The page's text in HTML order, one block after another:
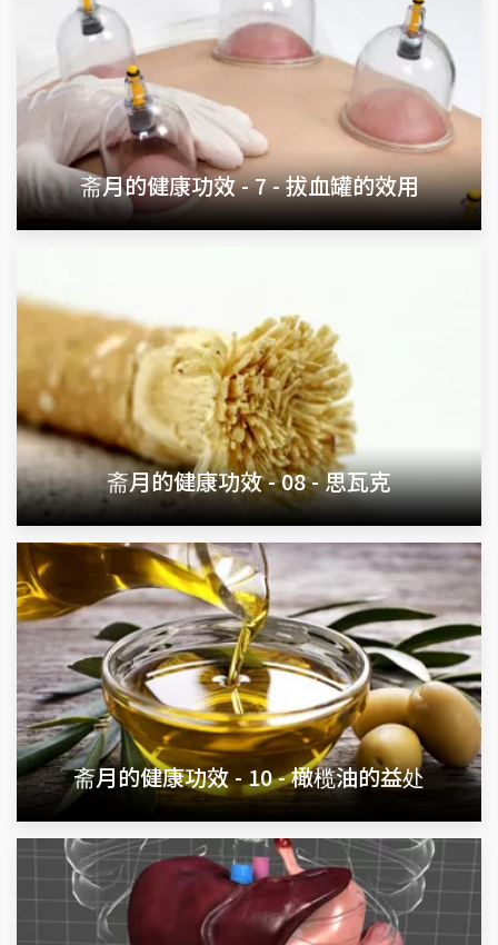
斋月的健康功效 - 7 - 拔血罐的效用
斋月的健康功效 - 08 - 思瓦克
斋月的健康功效 - 10 - 橄榄油的益处